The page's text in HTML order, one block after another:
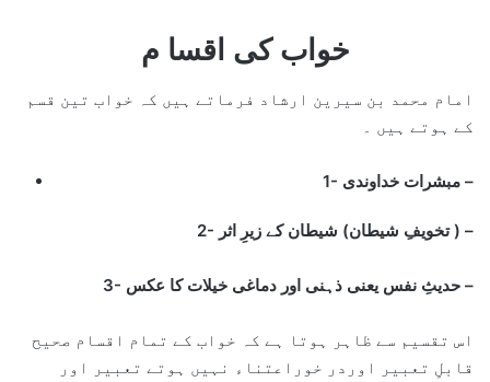
خواب کی اقسا م
امام محمد بن سیرین ارشاد فرماتے ہیں کہ خواب تین قسم
کے ہوتے ہیں ۔
1- مبشرات خداوندی –
2- تخویفِ شیطان) شیطان کے زیرِ اثر ) –
3- حدیثِ نفس یعنی ذہنی اور دماغی خیلات کا عکس –
اس تقسیم سے ظاہر ہوتا ہے کہ خواب کے تمام اقسام صحیح
قابلِ تعبیر اوردر خوراعتناء نہیں ہوتے تعبیر اور